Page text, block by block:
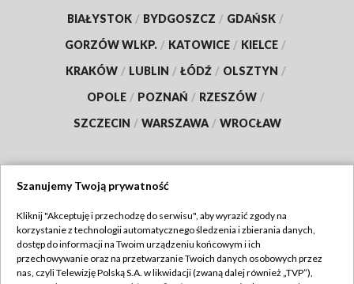
BIAŁYSTOK / BYDGOSZCZ / GDAŃSK /
GORZÓW WLKP. / KATOWICE / KIELCE /
KRAKÓW / LUBLIN / ŁÓDŹ / OLSZTYN /
OPOLE / POZNAŃ / RZESZÓW /
SZCZECIN / WARSZAWA / WROCŁAW
TVP
Abonament TVP
Regulamin TVP
Szanujemy Twoją prywatność
Kliknij "Akceptuję i przechodzę do serwisu", aby wyrazić zgody na
korzystanie z technologii automatycznego śledzenia i zbierania danych,
dostęp do informacji na Twoim urządzeniu końcowym i ich
przechowywanie oraz na przetwarzanie Twoich danych osobowych przez
nas, czyli Telewizję Polską S.A. w likwidacji (zwaną dalej również „TVP”),